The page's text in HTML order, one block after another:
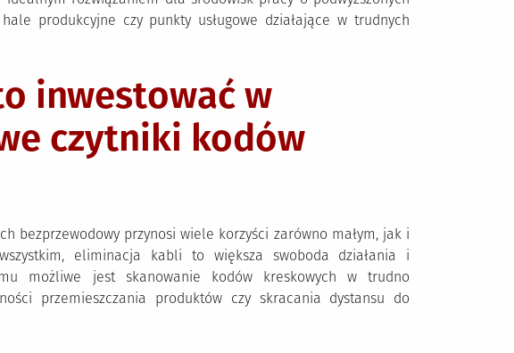
produkcyjne czy punkty usługowe działające w trudnych
inwestować w
czytniki kodów
bezprzewodowy przynosi wiele korzyści zarówno małym, jak i
eliminacja kabli to większa swoboda działania i
możliwe jest skanowanie kodów kreskowych w trudno
przemieszczania produktów czy skracania dystansu do